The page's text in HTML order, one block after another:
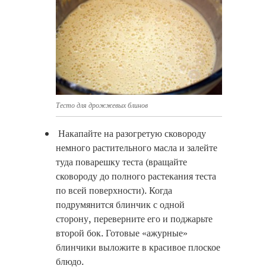
Тесто для дрожжевых блинов
Накапайте на разогретую сковороду
немного растительного масла и залейте
туда поварешку теста (вращайте
сковороду до полного растекания теста
по всей поверхности). Когда
подрумянится блинчик с одной
сторону, переверните его и поджарьте
второй бок. Готовые «ажурные»
блинчики выложите в красивое плоское
блюдо.